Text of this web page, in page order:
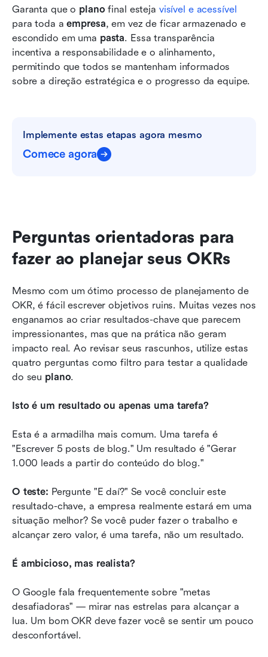
Garanta que o plano final esteja visível e acessível
para toda a empresa, em vez de ficar armazenado e
escondido em uma pasta. Essa transparência
incentiva a responsabilidade e o alinhamento,
permitindo que todos se mantenham informados
sobre a direção estratégica e o progresso da equipe.
Implemente estas etapas agora mesmo
Comece agora
Perguntas orientadoras para
fazer ao planejar seus OKRs
Mesmo com um ótimo processo de planejamento de
OKR, é fácil escrever objetivos ruins. Muitas vezes nos
enganamos ao criar resultados-chave que parecem
impressionantes, mas que na prática não geram
impacto real. Ao revisar seus rascunhos, utilize estas
quatro perguntas como filtro para testar a qualidade
do seu plano.
Isto é um resultado ou apenas uma tarefa?
Esta é a armadilha mais comum. Uma tarefa é
"Escrever 5 posts de blog." Um resultado é "Gerar
1.000 leads a partir do conteúdo do blog."
O teste: Pergunte "E daí?" Se você concluir este
resultado-chave, a empresa realmente estará em uma
situação melhor? Se você puder fazer o trabalho e
alcançar zero valor, é uma tarefa, não um resultado.
É ambicioso, mas realista?
O Google fala frequentemente sobre "metas
desafiadoras" — mirar nas estrelas para alcançar a
lua. Um bom OKR deve fazer você se sentir um pouco
desconfortável.